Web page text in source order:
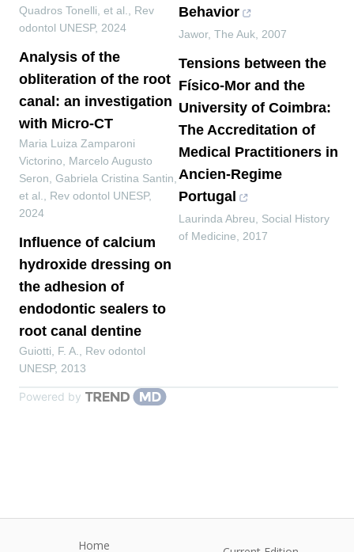
Quadros Tonelli, et al.
Rev
odontol UNESP, 2024
Analysis of the
obliteration of the root
canal: an investigation
with Micro-CT
Maria Luiza Zamparoni
Victorino, Marcelo Augusto
Seron, Gabriela Cristina Santin,
et al.
Rev odontol UNESP,
2024
Influence of calcium
hydroxide dressing on
the adhesion of
endodontic sealers to
root canal dentine
Guiotti, F. A.
Rev odontol
UNESP, 2013
Behavior
Jawor, The Auk 2007
Tensions between the
Físico-Mor and the
University of Coimbra:
The Accreditation of
Medical Practitioners in
Ancien-Regime
Portugal
Laurinda Abreu
Social History
of Medicine
2017
Powered by
Home